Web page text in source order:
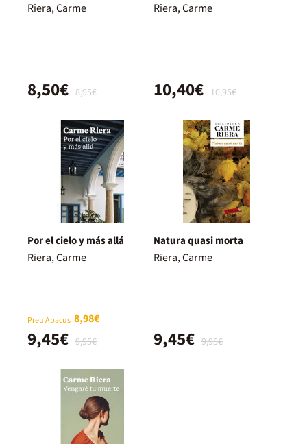
Riera, Carme
8,95€
8,50€
Riera, Carme
10,95€
10,40€
Por el cielo y más allá
Riera, Carme
Preu Abacus 8,98€
9,95€
9,45€
Natura quasi morta
Riera, Carme
9,95€
9,45€